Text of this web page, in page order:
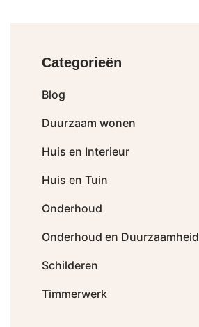
Categorieën
Blog
Duurzaam wonen
Huis en Interieur
Huis en Tuin
Onderhoud
Onderhoud en Duurzaamheid
Schilderen
Timmerwerk